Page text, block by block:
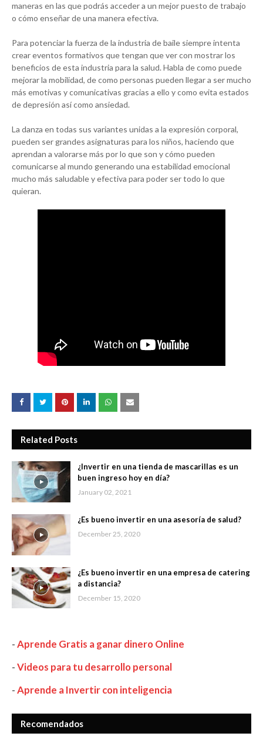
maneras en las que podrás acceder a un mejor puesto de trabajo
o cómo enseñar de una manera efectiva.
Para potenciar la fuerza de la industria de baile siempre intenta
crear eventos formativos que tengan que ver con mostrar los
beneficios de esta industria para la salud. Habla de como puede
mejorar la mobilidad, de como personas pueden llegar a ser mucho
más emotivas y comunicativas gracias a ello y como evita estados
de depresión así como ansiedad.
La danza en todas sus variantes unidas a la expresión corporal,
pueden ser grandes asignaturas para los niños, haciendo que
aprendan a valorarse más por lo que son y cómo pueden
comunicarse al mundo generando una estabilidad emocional
mucho más saludable y efectiva para poder ser todo lo que
quieran.
Related Posts
¿Invertir en una tienda de mascarillas es un
buen ingreso hoy en día?
January 02, 2021
¿Es bueno invertir en una asesoría de salud?
December 25, 2020
¿Es bueno invertir en una empresa de catering
a distancia?
December 15, 2020
-Aprende Gratis a ganar dinero Online
-Videos para tu desarrollo personal
-Aprende a Invertir con inteligencia
Recomendados